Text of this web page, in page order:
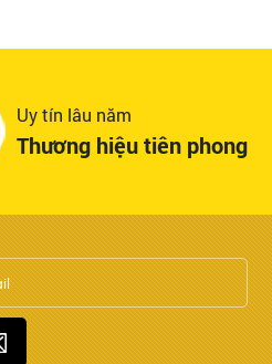
Uy tín lâu năm
Thương hiệu tiên phong